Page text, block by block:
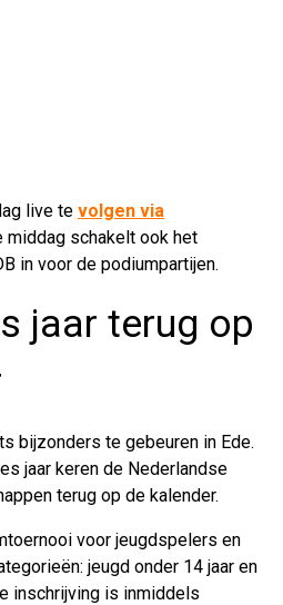
live te volgen via
middag schakelt ook het
in voor de podiumpartijen.
jaar terug op
bijzonders te gebeuren in Ede.
jaar keren de Nederlandse
terug op de kalender.
voor jeugdspelers en
jeugd onder 14 jaar en
inschrijving is inmiddels